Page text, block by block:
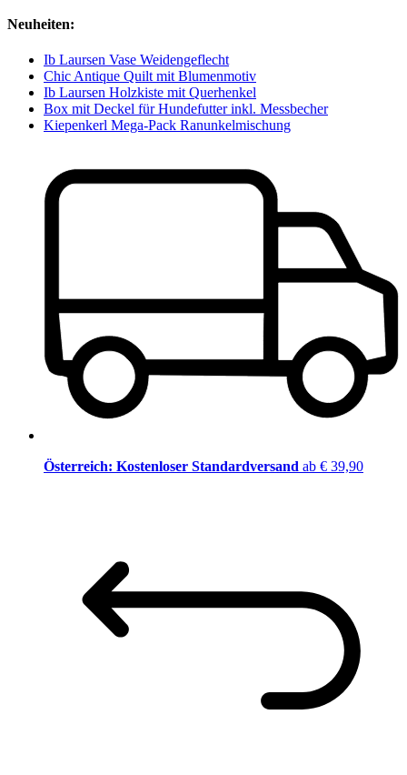
Neuheiten:
Ib Laursen Vase Weidengeflecht
Chic Antique Quilt mit Blumenmotiv
Ib Laursen Holzkiste mit Querhenkel
Box mit Deckel für Hundefutter inkl. Messbecher
Kiepenkerl Mega-Pack Ranunkelmischung
Österreich: Kostenloser Standardversand ab € 39,90